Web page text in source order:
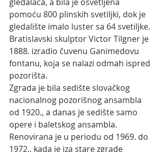
pomoću 800 plinskih svetiljki, dok je
gledalište imalo luster sa 64 svetiljke.
Bratislavski skulptor Victor Tilgner je
1888. izradio čuvenu Ganimedovu
fontanu, koja se nalazi odmah ispred
pozorišta.
Zgrada je bila sedište slovačkog
nacionalnog pozorišnog ansambla
od 1920., a danas je sedište samo
opere i baletskog ansambla.
Renovirana je u periodu od 1969. do
1972., kada je iza stare zgrade